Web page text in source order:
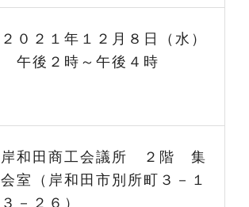
２０２１年１２月８日（水）
午後２時～午後４時
岸和田商工会議所 ２階 集
会室（岸和田市別所町３－１
３－２６）